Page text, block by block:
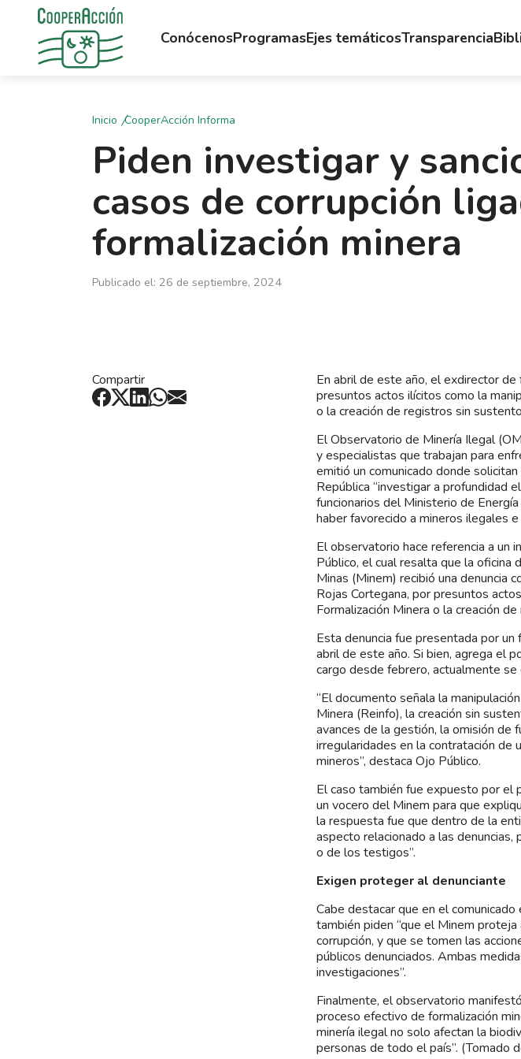
ConócenosProgramasEjes temáticosTransparencia
Inicio CooperAcción Informa
Piden investigar y
casos de corrupción
formalización minera
Publicado el: 26 de septiembre, 2024
Compartir
En abril de este año, el exdirector
presuntos actos ilícitos como la
o la creación de registros sin
El Observatorio de Minería Ilegal
y especialistas que trabajan para
emitió un comunicado donde
República “investigar a profundidad
funcionarios del Ministerio de
haber favorecido a mineros ilegales
El observatorio hace referencia a un
Público, el cual resalta que la
Minas (Minem) recibió una denuncia
Rojas Cortegana, por presuntos
Formalización Minera o la creación
Esta denuncia fue presentada por un
abril de este año. Si bien, agrega el
cargo desde febrero, actualmente
“El documento señala la
Minera (Reinfo), la creación sin
avances de la gestión, la omisión de
irregularidades en la contratación de
mineros”, destaca Ojo Público.
El caso también fue expuesto por el
un vocero del Minem para que
la respuesta fue que dentro de la
aspecto relacionado a las
o de los testigos”.
Exigen proteger al denunciante
Cabe destacar que en el
también piden “que el Minem
corrupción, y que se tomen las
públicos denunciados. Ambas
investigaciones”.
Finalmente, el observatorio
proceso efectivo de formalización
minería ilegal no solo afectan la
personas de todo el país”. (Tomado